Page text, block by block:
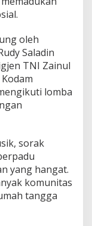
a
:
l
a
h
r
a
g
a
a
l
a
h
S
e
m
oleh
Saladin
TNI Zainul
lomba
sorak
yang hangat.
komunitas
tangga